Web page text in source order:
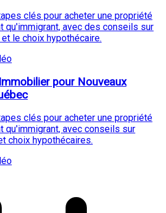
clés pour acheter une propriété
qu'immigrant, avec des conseils sur
le choix hypothécaire.
pour Nouveaux
clés pour acheter une propriété
qu'immigrant, avec conseils sur
choix hypothécaires.